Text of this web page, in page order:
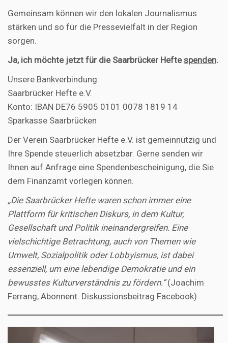
Gemeinsam können wir den lokalen Journalismus
stärken und so für die Pressevielfalt in der Region
sorgen.
Ja, ich möchte jetzt für die Saarbrücker Heftespenden.
Unsere Bankverbindung:
Saarbrücker Hefte e.V.
Konto: IBAN DE76 5905 0101 0078 1819 14
Sparkasse Saarbrücken
Der Verein Saarbrücker Hefte e.V. ist gemeinnützig und
Ihre Spende steuerlich absetzbar. Gerne senden wir
Ihnen auf Anfrage eine Spendenbescheinigung, die Sie
dem Finanzamt vorlegen können.
„Die Saarbrücker Hefte waren schon immer eine
Plattform für kritischen Diskurs, in dem Kultur,
Gesellschaft und Politik ineinandergreifen. Eine
vielschichtige Betrachtung, auch von Themen wie
Umwelt, Sozialpolitik oder Lobbyismus, ist dabei
essenziell, um eine lebendige Demokratie und ein
bewusstes Kulturverständnis zu fördern.“(Joachim
Ferrang, Abonnent. Diskussionsbeitrag Facebook)